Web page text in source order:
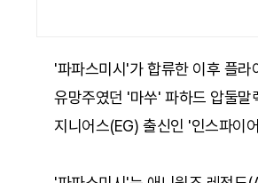
'파파스미시'가 합류한 이후 플라
유망주였던 '마쑤' 파하드 압둘
지니어스(EG) 출신인 '인스파이